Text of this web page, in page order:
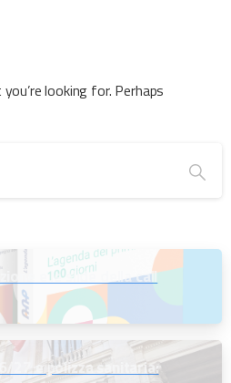
looking for. Perhaps
e le slide della call
27 e polizza sanitaria: